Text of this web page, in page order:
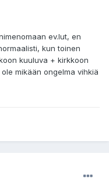
ev.lut, en
kun toinen
kuuluva + kirkkoon
mikään ongelma vihkiä